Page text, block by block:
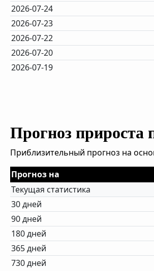
2026-07-24
2026-07-23
2026-07-22
2026-07-20
2026-07-19
Прогноз прироста
Приблизительный прогноз на
Прогноз на
Текущая статистика
30 дней
90 дней
180 дней
365 дней
730 дней